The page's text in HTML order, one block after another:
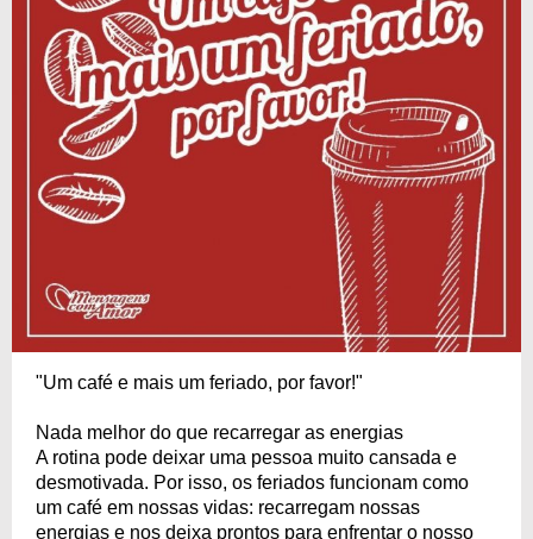
"Um café e mais um feriado, por favor!"
Nada melhor do que recarregar as energias
A rotina pode deixar uma pessoa muito cansada e
desmotivada. Por isso, os feriados funcionam como
um café em nossas vidas: recarregam nossas
energias e nos deixa prontos para enfrentar o nosso